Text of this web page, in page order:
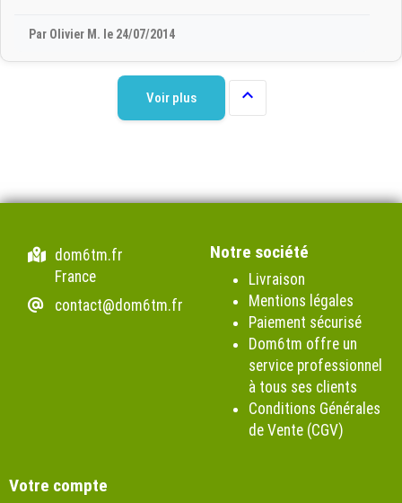
Par Olivier M. le 24/07/2014
Voir plus 
dom6tm.fr
France
contact@dom6tm.fr
Notre société
Livraison
Mentions légales
Paiement sécurisé
Dom6tm offre un
service professionnel
à tous ses clients
Conditions Générales
de Vente (CGV)
Votre compte